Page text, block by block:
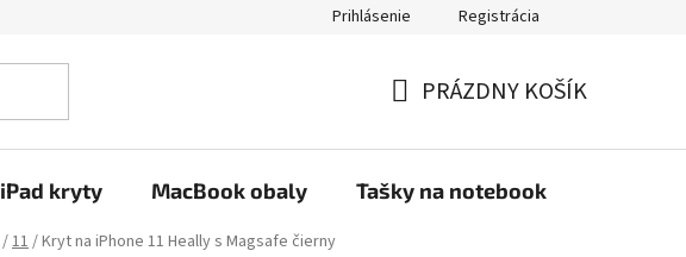
Prihlásenie Registrácia
KOŠÍK
PRÁZDNY KOŠÍK
iPad kryty MacBook obaly Tašky na notebook
/11/Kryt na iPhone 11 Heally s Magsafe čierny